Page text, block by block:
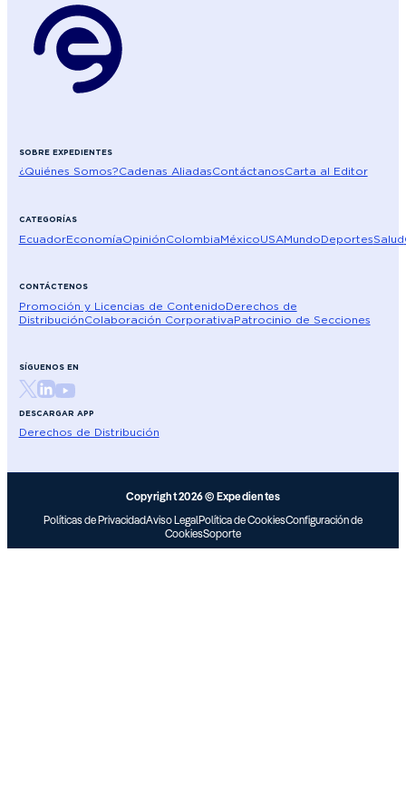
SOBRE EXPEDIENTES
¿Quiénes Somos?Cadenas AliadasContáctanosCarta al Editor
CATEGORÍAS
EcuadorEconomíaOpiniónColombiaMéxicoUSAMundoDeportesSalud
CONTÁCTENOS
Promoción y Licencias de ContenidoDerechos de
DistribuciónColaboración CorporativaPatrocinio de Secciones
SÍGUENOS EN
DESCARGAR APP
Derechos de Distribución
Copyright 2026 © Expedientes
Políticas de PrivacidadAviso LegalPolítica de CookiesConfiguración de
CookiesSoporte